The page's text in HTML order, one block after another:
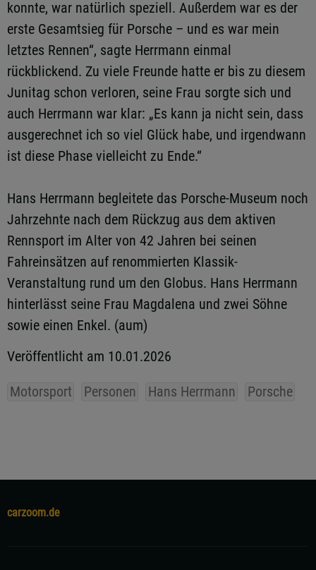
konnte, war natürlich speziell. Außerdem war es der
erste Gesamtsieg für Porsche – und es war mein
letztes Rennen“, sagte Herrmann einmal
rückblickend. Zu viele Freunde hatte er bis zu diesem
Junitag schon verloren, seine Frau sorgte sich und
auch Herrmann war klar: „Es kann ja nicht sein, dass
ausgerechnet ich so viel Glück habe, und irgendwann
ist diese Phase vielleicht zu Ende.“
Hans Herrmann begleitete das Porsche-Museum noch
Jahrzehnte nach dem Rückzug aus dem aktiven
Rennsport im Alter von 42 Jahren bei seinen
Fahreinsätzen auf renommierten Klassik-
Veranstaltung rund um den Globus. Hans Herrmann
hinterlässt seine Frau Magdalena und zwei Söhne
sowie einen Enkel. (aum)
Veröffentlicht am 10.01.2026
Motorsport Personen Hans Herrmann Porsche
carzoom.de